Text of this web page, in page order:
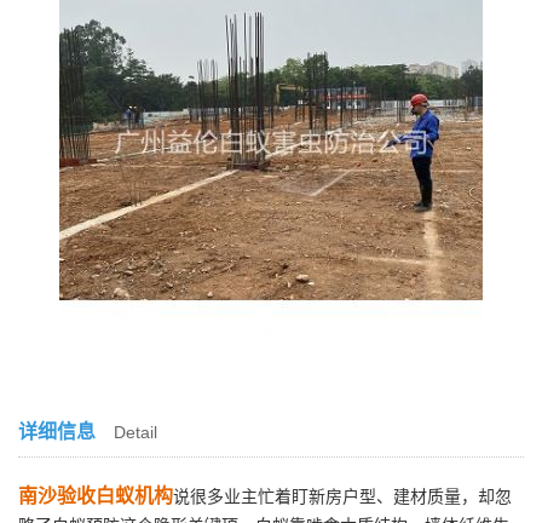
详细信息 Detail
南沙验收白蚁机构说很多业主忙着盯新房户型、建材质量，却忽